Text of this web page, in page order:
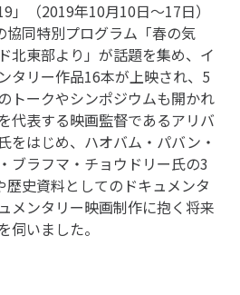
」（2019年10月10日～17日）
協同特別プログラム「春の気
北東部より」が話題を集め、イ
タリー作品16本が上映され、5
トークやシンポジウムも開かれ
代表する映画監督であるアリバ
をはじめ、ハオバム・パバン・
ブラフマ・チョウドリー氏の3
歴史資料としてのドキュメンタ
メンタリー映画制作に抱く将来
伺いました。